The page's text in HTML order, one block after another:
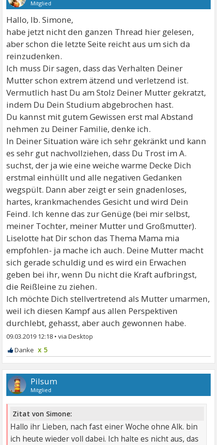
Mitglied
Hallo, lb. Simone,
habe jetzt nicht den ganzen Thread hier gelesen,
aber schon die letzte Seite reicht aus um sich da
reinzudenken.
Ich muss Dir sagen, dass das Verhalten Deiner
Mutter schon extrem ätzend und verletzend ist.
Vermutlich hast Du am Stolz Deiner Mutter gekratzt,
indem Du Dein Studium abgebrochen hast.
Du kannst mit gutem Gewissen erst mal Abstand
nehmen zu Deiner Familie, denke ich.
In Deiner Situation wäre ich sehr gekränkt und kann
es sehr gut nachvollziehen, dass Du Trost im A.
suchst, der ja wie eine weiche warme Decke Dich
erstmal einhüllt und alle negativen Gedanken
wegspült. Dann aber zeigt er sein gnadenloses,
hartes, krankmachendes Gesicht und wird Dein
Feind. Ich kenne das zur Genüge (bei mir selbst,
meiner Tochter, meiner Mutter und Großmutter).
Liselotte hat Dir schon das Thema Mama mia
empfohlen- ja mache ich auch. Deine Mutter macht
sich gerade schuldig und es wird ein Erwachen
geben bei ihr, wenn Du nicht die Kraft aufbringst,
die Reißleine zu ziehen.
Ich möchte Dich stellvertretend als Mutter umarmen,
weil ich diesen Kampf aus allen Perspektiven
durchlebt, gehasst, aber auch gewonnen habe.
09.03.2019 12:18 •
x 5
Pilsum
Mitglied
Zitat von Simone:
Hallo ihr Lieben, nach fast einer Woche ohne Alk. bin
ich heute wieder voll dabei. Ich halte es nicht aus, das